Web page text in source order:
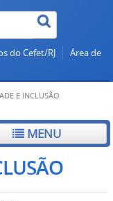
do Cefet/RJ
Área de
E INCLUSÃO
MENU